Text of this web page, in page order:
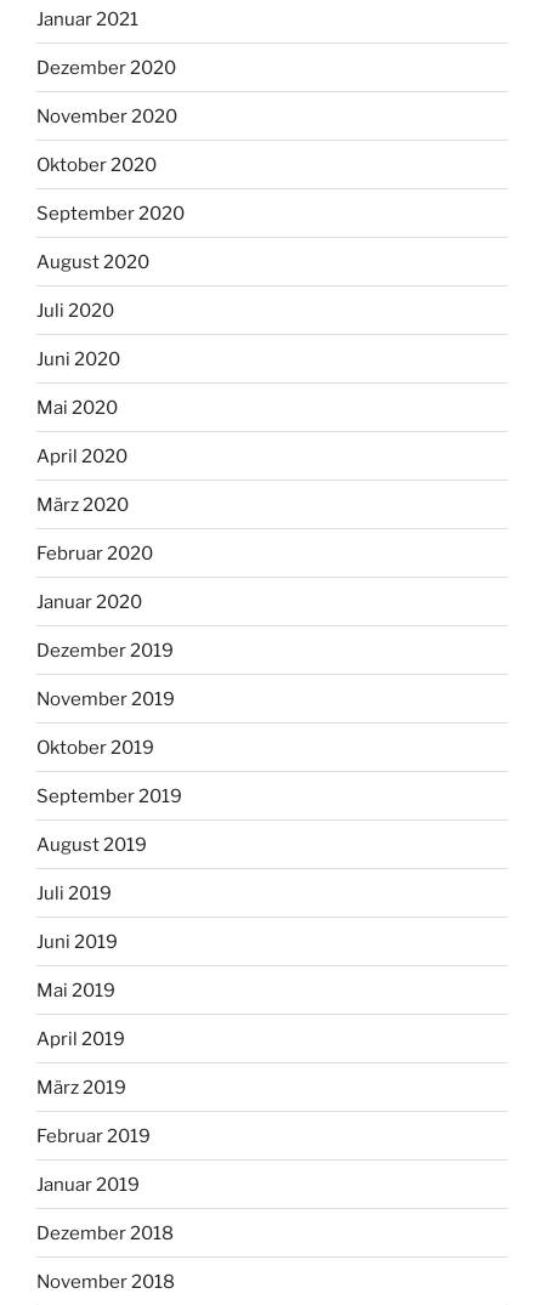
Januar 2021
Dezember 2020
November 2020
Oktober 2020
September 2020
August 2020
Juli 2020
Juni 2020
Mai 2020
April 2020
März 2020
Februar 2020
Januar 2020
Dezember 2019
November 2019
Oktober 2019
September 2019
August 2019
Juli 2019
Juni 2019
Mai 2019
April 2019
März 2019
Februar 2019
Januar 2019
Dezember 2018
November 2018